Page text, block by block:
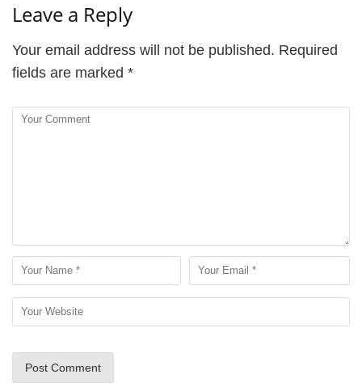
Leave a Reply
Your email address will not be published. Required
fields are marked *